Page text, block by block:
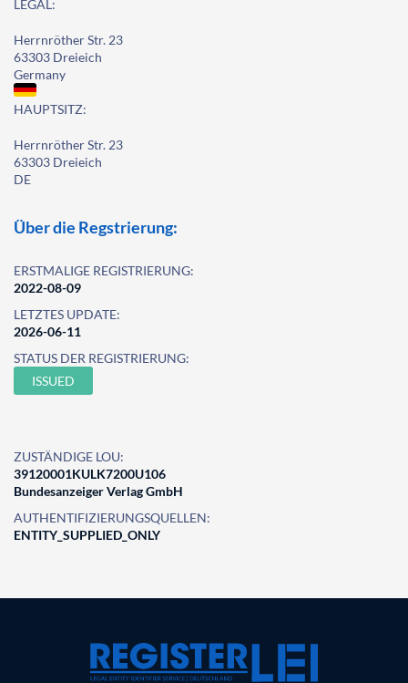
LEGAL:
Herrnröther Str. 23
63303 Dreieich
Germany
HAUPTSITZ:
Herrnröther Str. 23
63303 Dreieich
DE
Über die Regstrierung:
ERSTMALIGE REGISTRIERUNG:
2022-08-09
LETZTES UPDATE:
2026-06-11
STATUS DER REGISTRIERUNG:
ISSUED
ZUSTÄNDIGE LOU:
39120001KULK7200U106
Bundesanzeiger Verlag GmbH
AUTHENTIFIZIERUNGSQUELLEN:
ENTITY_SUPPLIED_ONLY